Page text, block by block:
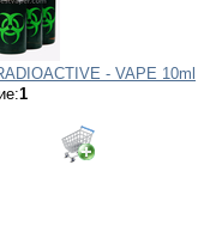
- VAPE 10ml
1